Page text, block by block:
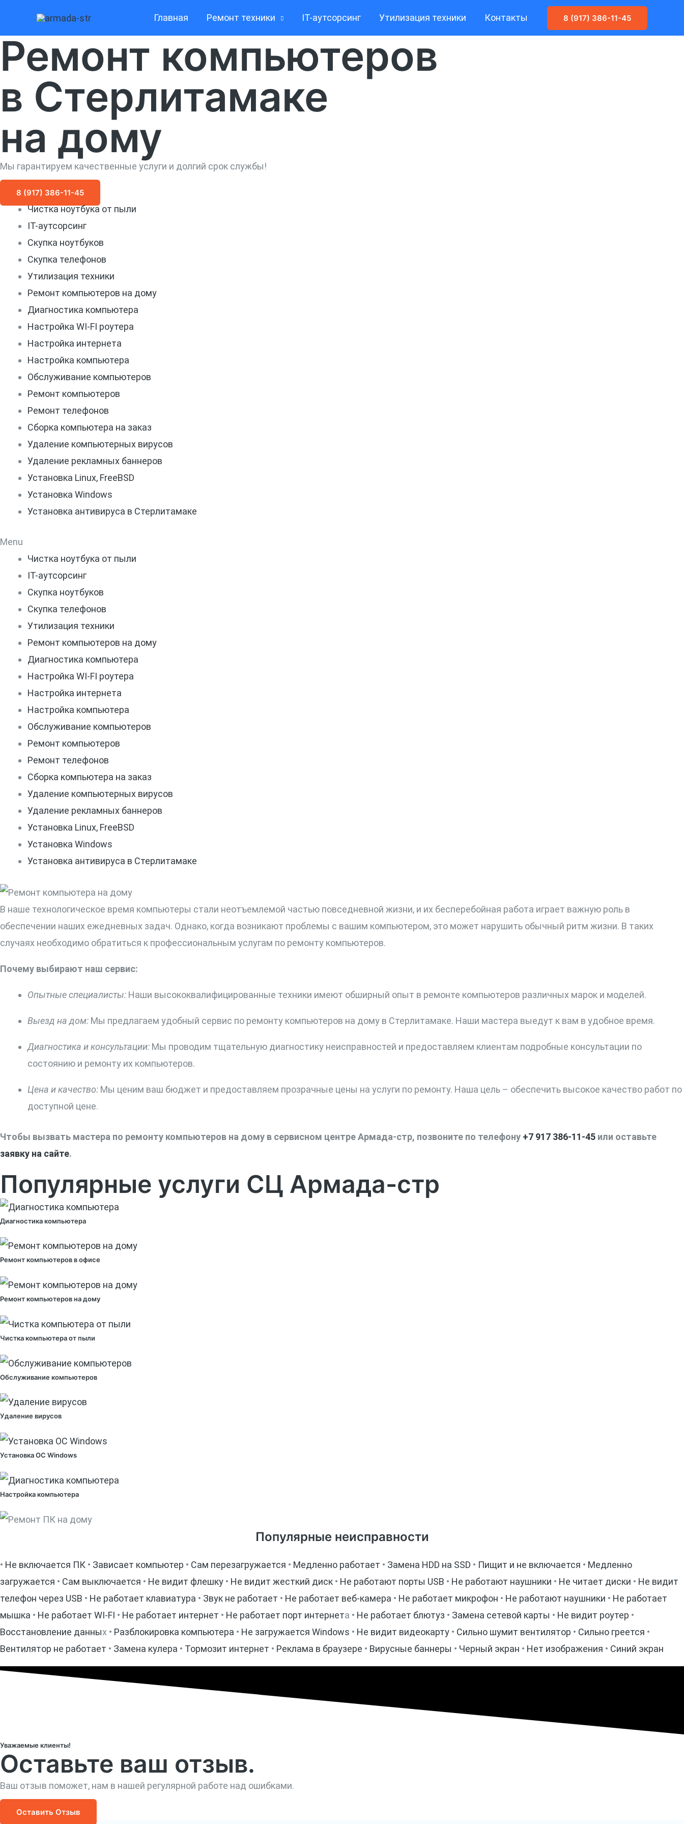
содержимому
Главная Ремонт техники IT-аутсорсинг Утилизация техники Контакты 8 (917) 386-11-45
Ремонт компьютеров
в Стерлитамаке
на дому
Мы гарантируем качественные услуги и долгий срок службы!
8 (917) 386-11-45
Чистка ноутбука от пыли
IT-аутсорсинг
Скупка ноутбуков
Скупка телефонов
Утилизация техники
Ремонт компьютеров на дому
Диагностика компьютера
Настройка WI-FI роутера
Настройка интернета
Настройка компьютера
Обслуживание компьютеров
Ремонт компьютеров
Ремонт телефонов
Сборка компьютера на заказ
Удаление компьютерных вирусов
Удаление рекламных баннеров
Установка Linux, FreeBSD
Установка Windows
Установка антивируса в Стерлитамаке
Menu
Чистка ноутбука от пыли
IT-аутсорсинг
Скупка ноутбуков
Скупка телефонов
Утилизация техники
Ремонт компьютеров на дому
Диагностика компьютера
Настройка WI-FI роутера
Настройка интернета
Настройка компьютера
Обслуживание компьютеров
Ремонт компьютеров
Ремонт телефонов
Сборка компьютера на заказ
Удаление компьютерных вирусов
Удаление рекламных баннеров
Установка Linux, FreeBSD
Установка Windows
Установка антивируса в Стерлитамаке
В наше технологическое время компьютеры стали неотъемлемой частью повседневной жизни, и их бесперебойная работа играет важную роль в
обеспечении наших ежедневных задач. Однако, когда возникают проблемы с вашим компьютером, это может нарушить обычный ритм жизни. В таких
случаях необходимо обратиться к профессиональным услугам по ремонту компьютеров.
Почему выбирают наш сервис:
Опытные специалисты: Наши высококвалифицированные техники имеют обширный опыт в ремонте компьютеров различных марок и моделей.
Выезд на дом: Мы предлагаем удобный сервис по ремонту компьютеров на дому в Стерлитамаке. Наши мастера выедут к вам в удобное время.
Диагностика и консультации: Мы проводим тщательную диагностику неисправностей и предоставляем клиентам подробные консультации по
состоянию и ремонту их компьютеров.
Цена и качество: Мы ценим ваш бюджет и предоставляем прозрачные цены на услуги по ремонту. Наша цель – обеспечить высокое качество работ по
доступной цене.
Чтобы вызвать мастера по ремонту компьютеров на дому в сервисном центре Армада-стр, позвоните по телефону +7 917 386-11-45 или оставьте
заявку на сайте.
Популярные услуги СЦ Армада-стр
Диагностика компьютера
Ремонт компьютеров в офисе
Ремонт компьютеров на дому
Чистка компьютера от пыли
Обслуживание компьютеров
Удаление вирусов
Установка OC Windows
Настройка компьютера
Популярные неисправности
• Не включается ПК • Зависает компьютер • Сам перезагружается • Медленно работает • Замена HDD на SSD • Пищит и не включается • Медленно
загружается • Сам выключается • Не видит флешку • Не видит жесткий диск • Не работают порты USB • Не работают наушники • Не читает диски • Не видит
телефон через USB • Не работает клавиатура • Звук не работает • Не работает веб-камера • Не работает микрофон • Не работают наушники • Не работает
мышка • Не работает WI-FI • Не работает интернет • Не работает порт интернета • Не работает блютуз • Замена сетевой карты • Не видит роутер •
Восстановление данных • Разблокировка компьютера • Не загружается Windows • Не видит видеокарту • Сильно шумит вентилятор • Сильно греется •
Вентилятор не работает • Замена кулера • Тормозит интернет • Реклама в браузере • Вирусные баннеры • Черный экран • Нет изображения • Синий экран
Уважаемые клиенты!
Оставьте ваш отзыв.
Ваш отзыв поможет, нам в нашей регулярной работе над ошибками.
Оставить Отзыв